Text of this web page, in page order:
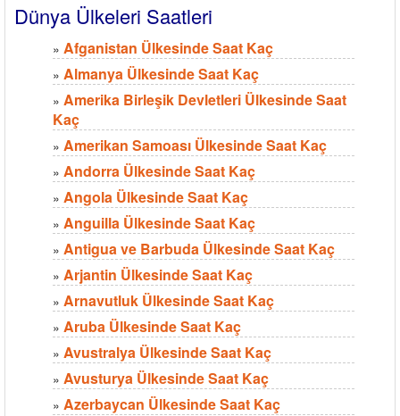
Dünya Ülkeleri Saatleri
» Afganistan Ülkesinde Saat Kaç
» Almanya Ülkesinde Saat Kaç
» Amerika Birleşik Devletleri Ülkesinde Saat
Kaç
» Amerikan Samoası Ülkesinde Saat Kaç
» Andorra Ülkesinde Saat Kaç
» Angola Ülkesinde Saat Kaç
» Anguilla Ülkesinde Saat Kaç
» Antigua ve Barbuda Ülkesinde Saat Kaç
» Arjantin Ülkesinde Saat Kaç
» Arnavutluk Ülkesinde Saat Kaç
» Aruba Ülkesinde Saat Kaç
» Avustralya Ülkesinde Saat Kaç
» Avusturya Ülkesinde Saat Kaç
» Azerbaycan Ülkesinde Saat Kaç